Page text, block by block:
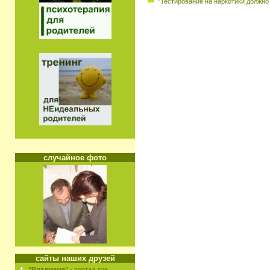
случайное фото
сайты наших друзей